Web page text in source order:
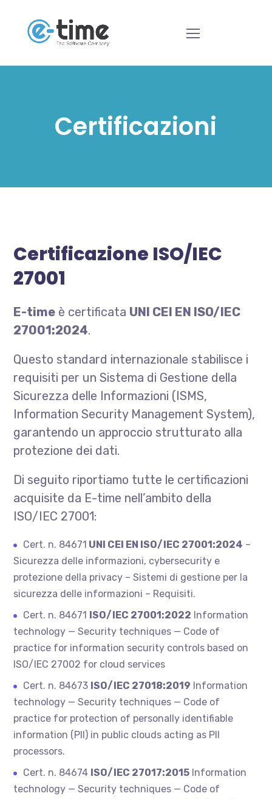
Certificazioni
Certificazione ISO/IEC
27001
E-time è certificata UNI CEI EN ISO/IEC
27001:2024.
Questo standard internazionale stabilisce i
requisiti per un Sistema di Gestione della
Sicurezza delle Informazioni (ISMS,
Information Security Management System),
garantendo un approccio strutturato alla
protezione dei dati.
Di seguito riportiamo tutte le certificazioni
acquisite da E-time nell’ambito della
ISO/IEC 27001:
Cert. n. 84671 UNI CEI EN ISO/IEC 27001:2024 –
Sicurezza delle informazioni, cybersecurity e
protezione della privacy – Sistemi di gestione per la
sicurezza delle informazioni – Requisiti.
Cert. n. 84671 ISO/IEC 27001:2022 Information
technology — Security techniques — Code of
practice for information security controls based on
ISO/IEC 27002 for cloud services
Cert. n. 84673 ISO/IEC 27018:2019 Information
technology — Security techniques — Code of
practice for protection of personally identifiable
information (PII) in public clouds acting as PII
processors.
Cert. n. 84674 ISO/IEC 27017:2015 Information
technology — Security techniques — Code of